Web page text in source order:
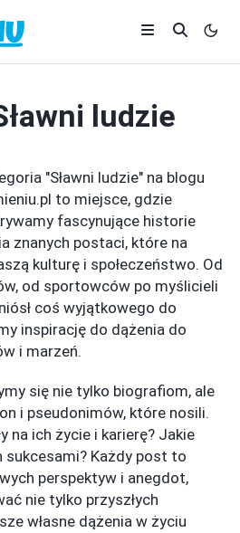
ludzie
"Sławni ludzie" na blogu
to miejsce, gdzie
fascynujące historie
znanych postaci, które na
kulturę i społeczeństwo. Od
od sportowców po myślicieli
coś wyjątkowego do
inspirację do dążenia do
i marzeń.
się nie tylko biografiom, ale
i pseudonimów, które nosili.
na ich życie i karierę? Jakie
sukcesami? Każdy post to
perspektyw i anegdot,
nie tylko przyszłych
własne dążenia w życiu